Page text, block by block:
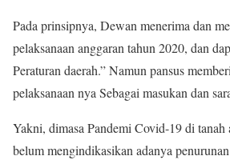
Pada prinsipnya, Dewan menerima dan
pelaksanaan anggaran tahun 2020, dan
Peraturan daerah.” Namun pansus
pelaksanaan nya Sebagai masukan dan
Yakni, dimasa Pandemi Covid-19 di tanah
belum mengindikasikan adanya